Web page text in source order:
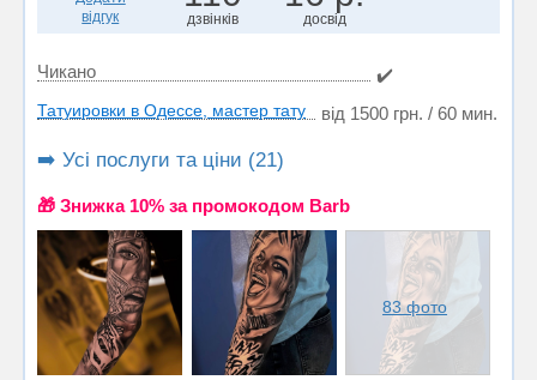
відгук
дзвінків досвід
Чикано ✔️
Татуировки в Одессе, мастер тату від 1500 грн. / 60 мин.
➡️ Усі послуги та ціни (21)
🎁 Знижка 10% за промокодом Barb
83 фото